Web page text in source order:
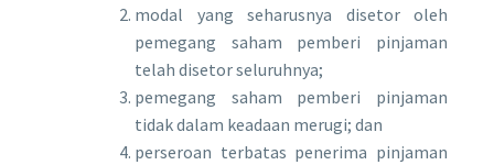
modal yang seharusnya disetor oleh
pemegang saham pemberi pinjaman
telah disetor seluruhnya;
pemegang saham pemberi pinjaman
tidak dalam keadaan merugi; dan
perseroan terbatas penerima pinjaman